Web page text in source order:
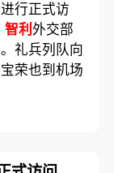
进行正式访
智利外交部
礼兵列队向
荣也到机场